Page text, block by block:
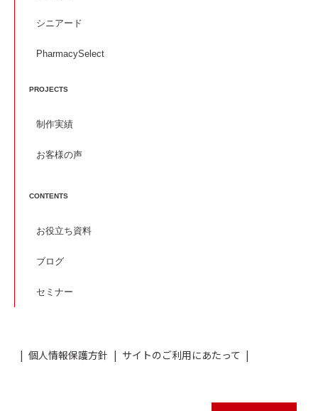
シニアード
PharmacySelect
PROJECTS
制作実績
お客様の声
CONTENTS
お役立ち資料
ブログ
セミナー
個人情報保護方針 サイトのご利用にあたって